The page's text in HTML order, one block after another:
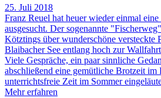
25. Juli 2018
Franz Reuel hat heuer wieder einmal
ausgesucht. Der sogenannte
Kötztings über wunderschöne versteckte
Blaibacher See entlang hoch zur
Viele Gespräche, ein paar sinnliche
abschließend eine gemütliche Brotzeit im
unterrichtsfreie Zeit im Sommer
Mehr erfahren